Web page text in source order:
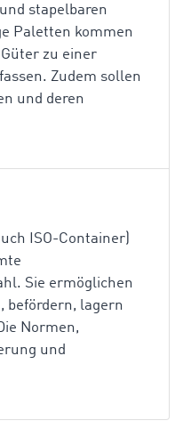
stapelbaren
Paletten kommen
zu einer
Zudem sollen
und deren
ISO-Container)
Sie ermöglichen
befördern, lagern
Normen,
und